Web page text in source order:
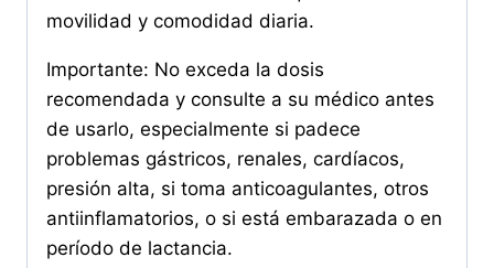
movilidad y comodidad diaria.
Importante: No exceda la dosis
recomendada y consulte a su médico antes
de usarlo, especialmente si padece
problemas gástricos, renales, cardíacos,
presión alta, si toma anticoagulantes, otros
antiinflamatorios, o si está embarazada o en
período de lactancia.